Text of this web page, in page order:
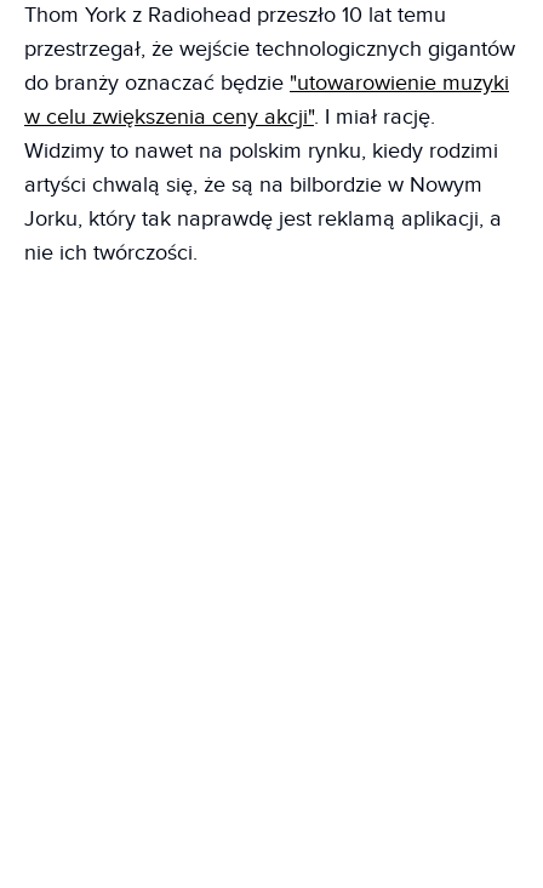
Thom York z Radiohead przeszło 10 lat temu
przestrzegał, że wejście technologicznych gigantów
do branży oznaczać będzie "utowarowienie muzyki
w celu zwiększenia ceny akcji". I miał rację.
Widzimy to nawet na polskim rynku, kiedy rodzimi
artyści chwalą się, że są na bilbordzie w Nowym
Jorku, który tak naprawdę jest reklamą aplikacji, a
nie ich twórczości.